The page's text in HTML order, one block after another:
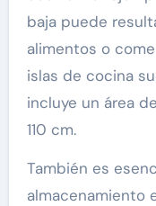
baja puede
alimentos o
islas de cocina
incluye un área
110 cm.
También es
almacenamiento